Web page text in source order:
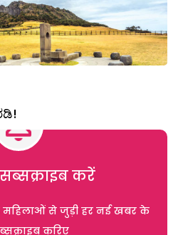
करें
से जुड़ी हर नई खबर के
करिए